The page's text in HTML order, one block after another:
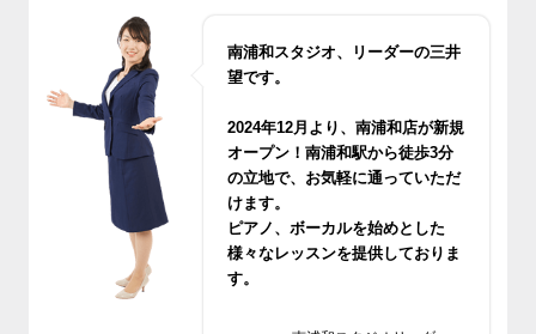
南浦和スタジオ、リーダーの三井
望です。
2024年12月より、南浦和店が新規
オープン！南浦和駅から徒歩3分
の立地で、お気軽に通っていただ
けます。
ピアノ、ボーカルを始めとした
様々なレッスンを提供しておりま
す。
でお気軽においでください。